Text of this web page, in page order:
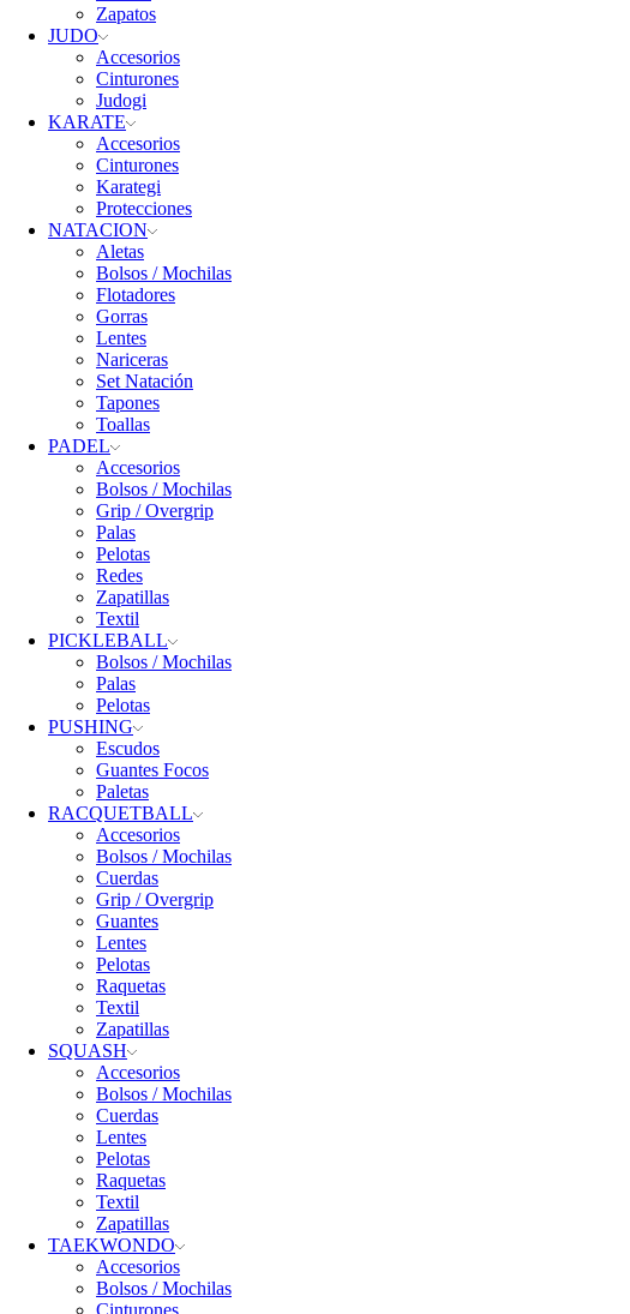
Zapatos
JUDO
Accesorios
Cinturones
Judogi
KARATE
Accesorios
Cinturones
Karategi
Protecciones
NATACION
Aletas
Bolsos / Mochilas
Flotadores
Gorras
Lentes
Nariceras
Set Natación
Tapones
Toallas
PADEL
Accesorios
Bolsos / Mochilas
Grip / Overgrip
Palas
Pelotas
Redes
Zapatillas
Textil
PICKLEBALL
Bolsos / Mochilas
Palas
Pelotas
PUSHING
Escudos
Guantes Focos
Paletas
RACQUETBALL
Accesorios
Bolsos / Mochilas
Cuerdas
Grip / Overgrip
Guantes
Lentes
Pelotas
Raquetas
Textil
Zapatillas
SQUASH
Accesorios
Bolsos / Mochilas
Cuerdas
Lentes
Pelotas
Raquetas
Textil
Zapatillas
TAEKWONDO
Accesorios
Bolsos / Mochilas
Cinturones